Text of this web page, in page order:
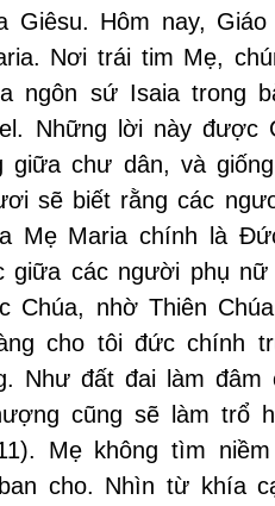
Giêsu. Hôm nay,
Nơi trái tim Mẹ,
ngôn sứ Isaia trong
Những lời này được
giữa chư dân, và
sẽ biết rằng các
Mẹ Maria chính là
giữa các người phụ nữ
Chúa, nhờ Thiên
cho tôi đức chính
Như đất đai làm đâm
cũng sẽ làm trổ
Mẹ không tìm
cho. Nhìn từ khía